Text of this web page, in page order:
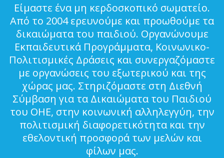
Είμαστε ένα μη κερδοσκοπικό σωματείο.
Από το 2004 ερευνούμε και προωθούμε τα
δικαιώματα του παιδιού. Οργανώνουμε
Εκπαιδευτικά Προγράμματα, Κοινωνικο-
Πολιτισμικές Δράσεις και συνεργαζόμαστε
με οργανώσεις του εξωτερικού και της
χώρας μας. Στηριζόμαστε στη Διεθνή
Σύμβαση για τα Δικαιώματα του Παιδιού
του ΟΗΕ, στην κοινωνική αλληλεγγύη, την
πολιτισμική διαφορετικότητα και την
εθελοντική προσφορά των μελών και
φίλων μας.